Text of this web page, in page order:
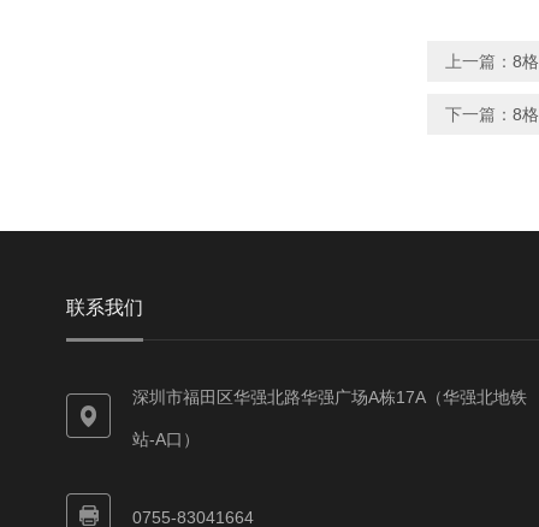
上一篇： 8
下一篇： 8
联系我们
深圳市福田区华强北路华强广场A栋17A（华强北地铁
站-A口）
0755-83041664